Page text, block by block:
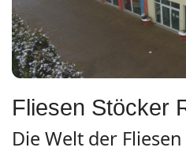
Fliesen Stöcker
Die Welt der